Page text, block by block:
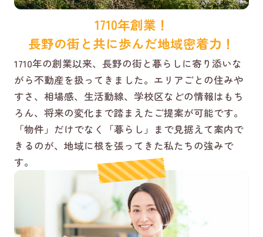
1710年創業！
長野の街と共に歩んだ地域密着力！
1710年の創業以来、長野の街と暮らしに寄り添いな
がら不動産を扱ってきました。エリアごとの住みや
すさ、相場感、生活動線、学校区などの情報はもち
ろん、将来の変化まで踏まえたご提案が可能です。
「物件」だけでなく「暮らし」まで見据えて案内で
きるのが、地域に根を張ってきた私たちの強みで
す。